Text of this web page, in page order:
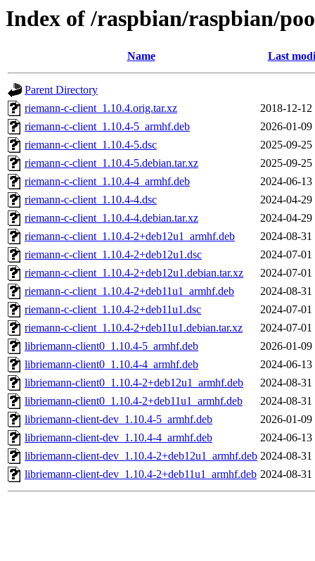
Index of /raspbian/raspbian/
Name Last
Parent Directory
riemann-c-client_1.10.4.orig.tar.xz
2018-12-12
riemann-c-client_1.10.4-5_armhf.deb
2026-01-09
riemann-c-client_1.10.4-5.dsc
2025-09-25
riemann-c-client_1.10.4-5.debian.tar.xz
2025-09-25
riemann-c-client_1.10.4-4_armhf.deb
2024-06-13
riemann-c-client_1.10.4-4.dsc
2024-04-29
riemann-c-client_1.10.4-4.debian.tar.xz
2024-04-29
riemann-c-client_1.10.4-2+deb12u1_armhf.deb
2024-08-31
riemann-c-client_1.10.4-2+deb12u1.dsc
2024-07-01
riemann-c-client_1.10.4-2+deb12u1.debian.tar.xz
2024-07-01
riemann-c-client_1.10.4-2+deb11u1_armhf.deb
2024-08-31
riemann-c-client_1.10.4-2+deb11u1.dsc
2024-07-01
riemann-c-client_1.10.4-2+deb11u1.debian.tar.xz
2024-07-01
libriemann-client0_1.10.4-5_armhf.deb
2026-01-09
libriemann-client0_1.10.4-4_armhf.deb
2024-06-13
libriemann-client0_1.10.4-2+deb12u1_armhf.deb
2024-08-31
libriemann-client0_1.10.4-2+deb11u1_armhf.deb
2024-08-31
libriemann-client-dev_1.10.4-5_armhf.deb
2026-01-09
libriemann-client-dev_1.10.4-4_armhf.deb
2024-06-13
libriemann-client-dev_1.10.4-2+deb12u1_armhf.deb 2024-08-31
libriemann-client-dev_1.10.4-2+deb11u1_armhf.deb 2024-08-31